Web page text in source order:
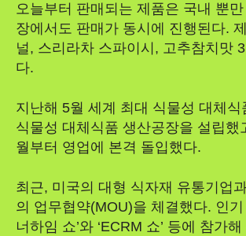
오늘부터 판매되는 제품은 국내 뿐만
장에서도 판매가 동시에 진행된다.
널, 스리라차 스파이시, 고추참치맛
다.
지난해 5월 세계 최대 식물성 대체식
식물성 대체식품 생산공장을 설립했
월부터 영업에 본격 돌입했다.
최근, 미국의 대형 식자재 유통기업
의 업무협약(MOU)을 체결했다. 인기
너하임 쇼’와 ‘ECRM 쇼’ 등에 참가